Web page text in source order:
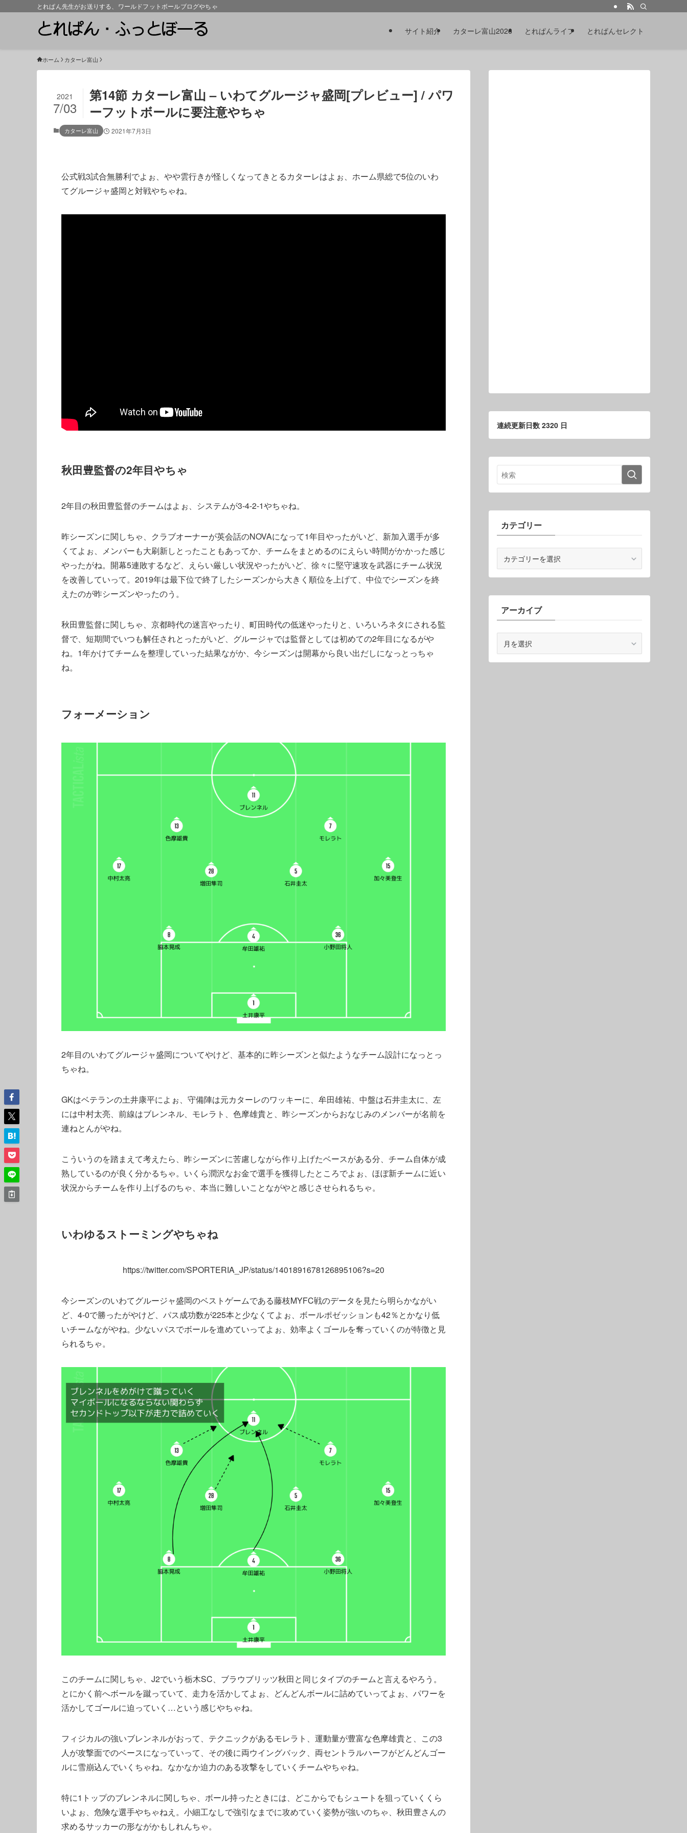
とれぱん先生がお送りする、ワールドフットボールブログやちゃ
サイト紹介 カターレ富山2026 とれぱんライフ とれぱんセレクト
ホーム カターレ富山
第14節 カターレ富山 – いわてグルージャ盛岡[プレビュー] / パワ
ーフットボールに要注意やちゃ
2021
7/03
カターレ富山 2021年7月3日
公式戦3試合無勝利でよぉ、やや雲行きが怪しくなってきとるカターレはよぉ、ホーム県総で5位のいわ
てグルージャ盛岡と対戦やちゃね。
秋田豊監督の2年目やちゃ
2年目の秋田豊監督のチームはよぉ、システムが3-4-2-1やちゃね。
昨シーズンに関しちゃ、クラブオーナーが英会話のNOVAになって1年目やったがいど、新加入選手が多
くてよぉ、メンバーも大刷新しとったこともあってか、チームをまとめるのにえらい時間がかかった感じ
やったがね。開幕5連敗するなど、えらい厳しい状況やったがいど、徐々に堅守速攻を武器にチーム状況
を改善していって。2019年は最下位で終了したシーズンから大きく順位を上げて、中位でシーズンを終
えたのが昨シーズンやったのう。
秋田豊監督に関しちゃ、京都時代の迷言やったり、町田時代の低迷やったりと、いろいろネタにされる監
督で、短期間でいつも解任されとったがいど、グルージャでは監督としては初めての2年目になるがや
ね。1年かけてチームを整理していった結果ながか、今シーズンは開幕から良い出だしになっとっちゃ
ね。
フォーメーション
2年目のいわてグルージャ盛岡についてやけど、基本的に昨シーズンと似たようなチーム設計になっとっ
ちゃね。
GKはベテランの土井康平によぉ、守備陣は元カターレのワッキーに、牟田雄祐、中盤は石井圭太に、左
には中村太亮、前線はブレンネル、モレラト、色摩雄貴と、昨シーズンからおなじみのメンバーが名前を
連ねとんがやね。
こういうのを踏まえて考えたら、昨シーズンに苦慮しながら作り上げたベースがある分、チーム自体が成
熟しているのが良く分かるちゃ。いくら潤沢なお金で選手を獲得したところでよぉ、ほぼ新チームに近い
状況からチームを作り上げるのちゃ、本当に難しいことながやと感じさせられるちゃ。
いわゆるストーミングやちゃね
https://twitter.com/SPORTERIA_JP/status/1401891678126895106?s=20
今シーズンのいわてグルージャ盛岡のベストゲームである藤枝MYFC戦のデータを見たら明らかながい
ど、4-0で勝ったがやけど、パス成功数が225本と少なくてよぉ、ボールポゼッションも42％とかなり低
いチームながやね。少ないパスでボールを進めていってよぉ、効率よくゴールを奪っていくのが特徴と見
られるちゃ。
このチームに関しちゃ、J2でいう栃木SC、ブラウブリッツ秋田と同じタイプのチームと言えるやろう。
とにかく前へボールを蹴っていて、走力を活かしてよぉ、どんどんボールに詰めていってよぉ、パワーを
活かしてゴールに迫っていく…という感じやちゃね。
フィジカルの強いブレンネルがおって、テクニックがあるモレラト、運動量が豊富な色摩雄貴と、この3
人が攻撃面でのベースになっていって、その後に両ウイングバック、両セントラルハーフがどんどんゴー
ルに雪崩込んでいくちゃね。なかなか迫力のある攻撃をしていくチームやちゃね。
特に1トップのブレンネルに関しちゃ、ボール持ったときには、どこからでもシュートを狙っていくくら
いよぉ、危険な選手やちゃねえ。小細工なしで強引なまでに攻めていく姿勢が強いのちゃ、秋田豊さんの
求めるサッカーの形ながかもしれんちゃ。
連続更新日数 2320 日
カテゴリー
ゴ
ー
アーカイブ
カ